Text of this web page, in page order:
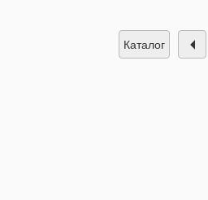
каталог